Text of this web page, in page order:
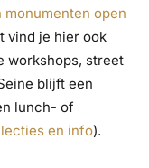
monumenten open
vind je hier ook
workshops, street
blijft een
lunch- of
en info).